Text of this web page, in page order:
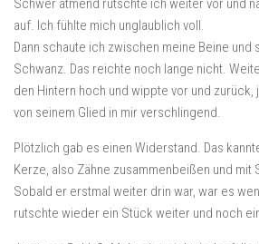
Schwer atmend rutschte ich weiter vor und
auf. Ich fühlte mich unglaublich voll.
Dann schaute ich zwischen meine Beine und
Schwanz. Das reichte noch lange nicht.
den Hintern hoch und wippte vor und
von seinem Glied in mir verschlingend.
Plötzlich gab es einen Widerstand. Das
Kerze, also Zähne zusammenbeißen und mit
Sobald er erstmal weiter drin war, war es
rutschte wieder ein Stück weiter und noch